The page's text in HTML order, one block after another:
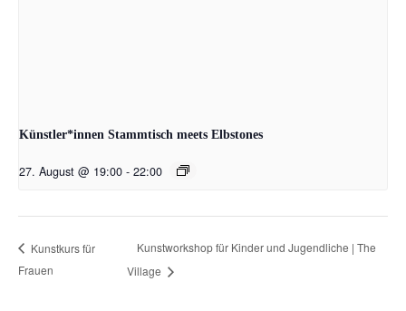
Künstler*innen Stammtisch meets Elbstones
27. August @ 19:00 - 22:00
Kunstkurs für
Frauen
Kunstworkshop für Kinder und Jugendliche | The
Village